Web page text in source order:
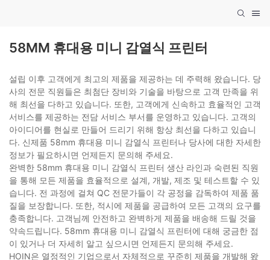
58MM 휴대용 미니 감열식 프린터
설립 이후 고객에게 최고의 제품을 제공하는 데 주력해 왔습니다. 당
사의 전문 직원들은 최첨단 장비와 기술을 바탕으로 고객 만족을 위
해 최선을 다하고 있습니다. 또한, 고객에게 신속하고 효율적인 고객
서비스를 제공하는 전담 서비스 부서를 운영하고 있습니다. 고객의
아이디어를 현실로 만들어 드리기 위해 항상 최선을 다하고 있습니
다. 신제품 58mm 휴대용 미니 감열식 프린터나 당사에 대한 자세한
정보가 필요하시면 언제든지 문의해 주세요.
완벽한 58mm 휴대용 미니 감열식 프린터 생산 라인과 숙련된 직원
을 통해 모든 제품을 효율적으로 설계, 개발, 제조 및 테스트할 수 있
습니다. 전 과정에 걸쳐 QC 전문가들이 각 공정을 감독하여 제품 품
질을 보장합니다. 또한, 적시에 제품을 공급하여 모든 고객의 요구를
충족합니다. 고객님께 안전하고 완벽하게 제품을 배송해 드릴 것을
약속드립니다. 58mm 휴대용 미니 감열식 프린터에 대해 궁금한 점
이 있거나 더 자세히 알고 싶으시면 언제든지 문의해 주세요.
HOIN은 열정적인 기업으로서 자체적으로 꾸준히 제품을 개발해 왔